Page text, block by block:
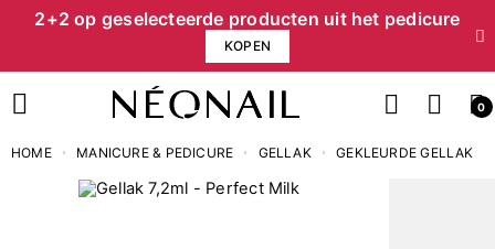
2+2 op geselecteerde producten uit het pedicure
KOPEN
0
HOME MANICURE & PEDICURE GELLAK GEKLEURDE GELLAK